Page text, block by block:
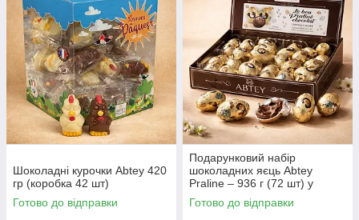
Шоколадні курочки Abtey 420
гр (коробка 42 шт)
Готово до відправки
Подарунковий набір
шоколадних яєць Abtey
Praline – 936 г (72 шт) у
коробці, преміум солодощі
Готово до відправки